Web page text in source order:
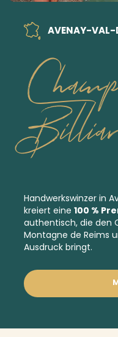
AVENAY-VAL-
Handwerkswinzer in
kreiert eine 100 %
authentisch, die den
Montagne de Reims
Ausdruck bringt.